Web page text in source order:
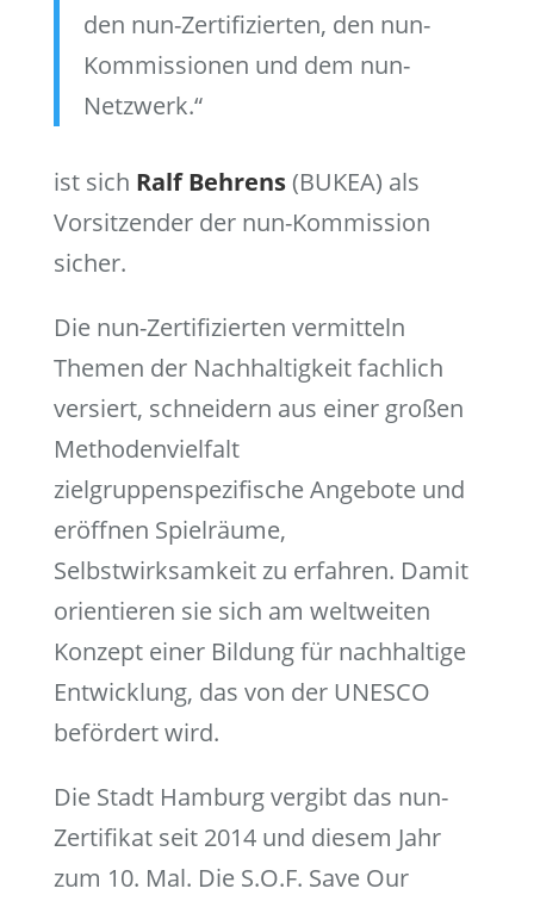
den nun-Zertifizierten, den nun-
Kommissionen und dem nun-
Netzwerk.“
ist sich Ralf Behrens(BUKEA) als
Vorsitzender der nun-Kommission
sicher.
Die nun-Zertifizierten vermitteln
Themen der Nachhaltigkeit fachlich
versiert, schneidern aus einer großen
Methodenvielfalt
zielgruppenspezifische Angebote und
eröffnen Spielräume,
Selbstwirksamkeit zu erfahren. Damit
orientieren sie sich am weltweiten
Konzept einer Bildung für nachhaltige
Entwicklung, das von der UNESCO
befördert wird.
Die Stadt Hamburg vergibt das nun-
Zertifikat seit 2014 und diesem Jahr
zum 10. Mal. Die S.O.F. Save Our